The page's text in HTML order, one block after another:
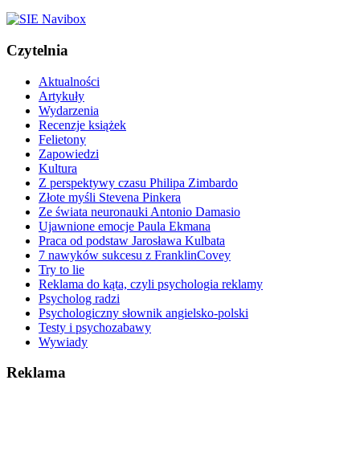
Czytelnia
Aktualności
Artykuły
Wydarzenia
Recenzje książek
Felietony
Zapowiedzi
Kultura
Z perspektywy czasu Philipa Zimbardo
Złote myśli Stevena Pinkera
Ze świata neuronauki Antonio Damasio
Ujawnione emocje Paula Ekmana
Praca od podstaw Jarosława Kulbata
7 nawyków sukcesu z FranklinCovey
Try to lie
Reklama do kąta, czyli psychologia reklamy
Psycholog radzi
Psychologiczny słownik angielsko-polski
Testy i psychozabawy
Wywiady
Reklama